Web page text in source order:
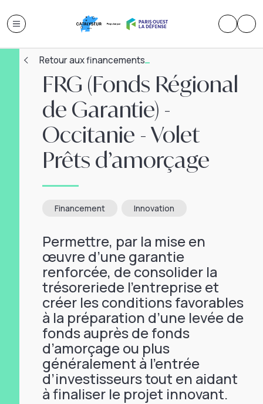
Retour aux financements
FRG (Fonds Régional
de Garantie) -
Occitanie - Volet
Prêts d’amorçage
Financement Innovation
Permettre, par la mise en
œuvre d’une garantie
renforcée, de consolider la
trésoreriede l’entreprise et
créer les conditions favorables
à la préparation d’une levée de
fonds auprès de fonds
d’amorçage ou plus
généralement à l’entrée
d’investisseurs tout en aidant
à finaliser le projet innovant.